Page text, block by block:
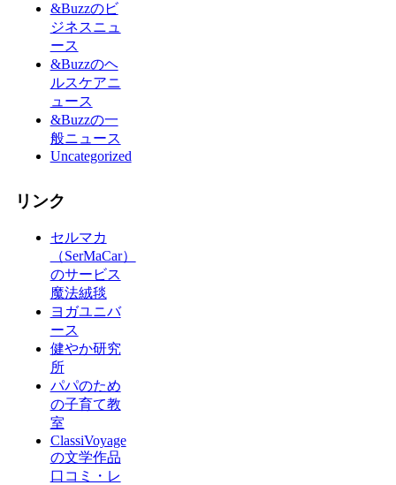
&Buzzのビ
ジネスニュ
ース
&Buzzのヘ
ルスケアニ
ュース
&Buzzの一
般ニュース
Uncategorized
リンク
セルマカ
（SerMaCar）
のサービス
魔法絨毯
ヨガユニバ
ース
健やか研究
所
パパのため
の子育て教
室
ClassiVoyage
の文学作品
口コミ・レ